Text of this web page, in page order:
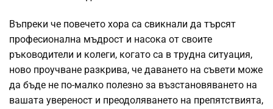
Въпреки че повечето хора са свикнали да търсят
професионална мъдрост и насока от своите
ръководители и колеги, когато са в трудна ситуация,
ново проучване разкрива, че даването на съвети може
да бъде не по-малко полезно за възстановяването на
вашата увереност и преодоляването на препятствията,